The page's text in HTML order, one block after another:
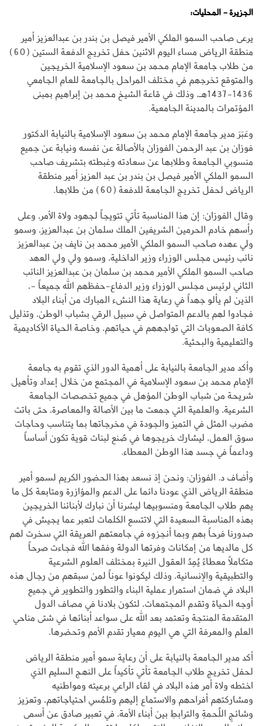
الجزيرة - المحليات:
يرعى صاحب السمو الملكي الأمير فيصل بن بندر بن عبدالعزيز أمير
منطقة الرياض مساء اليوم الاثنين حفل تخريج الدفعة الستين (60)
من طلاب جامعة الإمام محمد بن سعود الإسلامية الخريجين
والمتوقع تخرجهم في مختلف المراحل بالجامعة للعام الجامعي
1436-1437هـ، وذلك في قاعة الشيخ محمد بن إبراهيم بمبنى
المؤتمرات بالمدينة الجامعية.
وعَبَرَ مدير جامعة الإمام محمد بن سعود الإسلامية بالنيابة الدكتور
فوزان بن عبد الرحمن الفوزان بالأصالة عن نفسه ونيابة عن جميع
منسوبي الجامعة وطلابها عن سعادته وغبطته بتشريف صاحب
السمو الملكي الأمير فيصل بن بندر بن عبد العزيز أمير منطقة
الرياض لحفل تخريج الجامعة للدفعة (60) من طلابها.
وقال الفوزان: إن هذا المناسبة تأتي تتويجاً لجهود ولاة الأمر، وعلى
رأسهم خادم الحرمين الشريفين الملك سلمان بن عبدالعزيز، وسمو
ولي عهده صاحب السمو الملكي الأمير محمد بن نايف بن عبدالعزيز
نائب رئيس مجلس الوزراء وزير الداخلية، وسمو ولي ولي العهد
صاحب السمو الملكي الأمير محمد بن سلمان بن عبدالعزيز النائب
الثاني لرئيس مجلس الوزراء وزير الدفاع-حفظهم الله جميعاً -،
الذين لم يألو جهداً في رعاية هذا النشء المبارك من أبناء البلاد
فجادوا لهم بالدعم المتواصل في سبيل الرقي بشباب الوطن، وتذليل
كافة الصعوبات التي تواجههم في حياتهم، وخاصة الحياة الأكاديمية
والتعليمية والبحثية.
وأكد مدير الجامعة بالنيابة على أهمية الدور الذي تقوم به جامعة
الإمام محمد بن سعود الإسلامية في المجتمع من خلال إعداد وتأهيل
شريحة من شباب الوطن المؤهل في جميع تخصصات الجامعة
الشرعية، والعلمية التي جمعت ما بين الأصالة والمعاصرة، حتى باتت
مضرب المثل في التميز والجودة في مخرجاتها بما يتناسب وحاجات
سوق العمل، ليشارك خريجوها في صُنع لبنات قوية تكون أساساً
وداعماً في جسد هذا الوطن المعطاء.
وأضاف د. الفوزان: ونحن إذ نسعد بهذا الحضور الكريم لسمو أمير
منطقة الرياض الذي عودنا دائما على الدعم والمؤازرة ومتابعة كل ما
يهم طلاب الجامعة ومنسوبيها ليسُرنا أن نبارك لأبنائنا الخريجين
بهذه المناسبة السعيدة التي لاتتسع الكلمات لتعبر عما يجيش في
صدورنا فرحاً بهم وبما أنجزوه في جامعتهم العريقة التي سخرت لهم
كل مالديها من إمكانات وفرتها الدولة وفقها الله فجاءت صرحاً
متكاملاً معطاءً يُمِدُ العقول النيرة بمختلف العلوم الشرعية
والتطبيقية والإنسانية، وذلك ليكونوا عوناً لمن سبقهم من رجال هذه
البلاد في ضمان استمرار عملية البناء والتطور والتطوير في جميع
أوجه الحياة وتقدم المجتمعات، لتكون بلادنا في مصاف الدول
المتقدمة المنتجة وتعتمد بعد الله على سواعد أبنائها في شتى مناحي
العلم والمعرفة التي هي اليوم معيار تقدم الأمم وتحضرها.
أكد مدير الجامعة بالنيابة على أن رعاية سمو أمير منطقة الرياض
لحفل تخريج طلاب الجامعة تأتي تأكيداً على النهج السليم الذي
اختطه ولاة أمر هذه البلاد في لقاء الراعي برعيته ومواطنيه
ومشاركتهم أفراحهم والاستماع إليهم وتلمُسِ احتياجاتهم، وتعزيز
وشائجِ اللُحمةِ والترابطِ بين أبناء الأمة، في تعبير صادق عن أسمى